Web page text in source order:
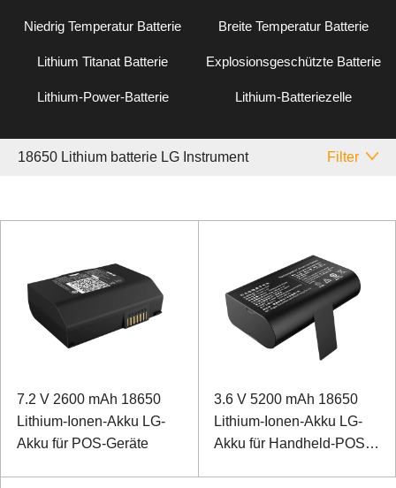
Niedrig Temperatur Batterie Breite Temperatur Batterie
Lithium Titanat Batterie Explosionsgeschützte Batterie
Lithium-Power-Batterie Lithium-Batteriezelle
18650 Lithium batterie LG Instrument Filter
7.2 V 2600 mAh 18650
Lithium-Ionen-Akku LG-
Akku für POS-Geräte
3.6 V 5200 mAh 18650
Lithium-Ionen-Akku LG-
Akku für Handheld-POS-